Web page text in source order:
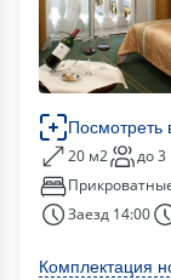
Посмотреть
20 м2 до 3
Заезд 14:00
Комплектация